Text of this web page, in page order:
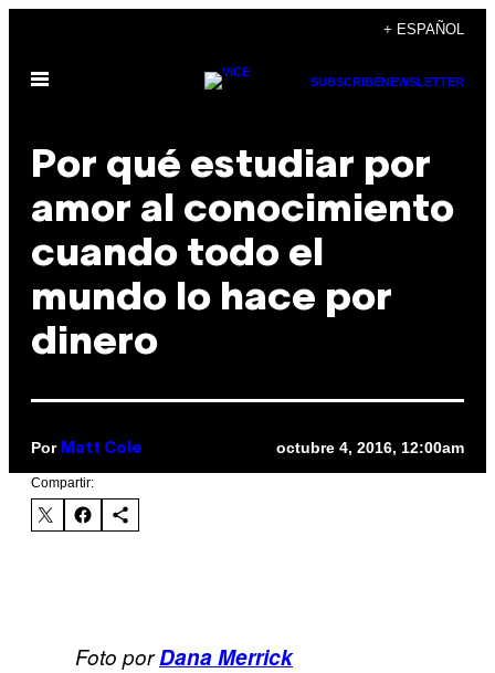
contenido
+ ESPAÑOL
Abrir
SUBSCRIBENEWSLETTER
Por qué estudiar por
amor al conocimiento
cuando todo el
mundo lo hace por
dinero
Por Matt Cole octubre 4, 2016, 12:00am
Compartir:
Foto porDana Merrick